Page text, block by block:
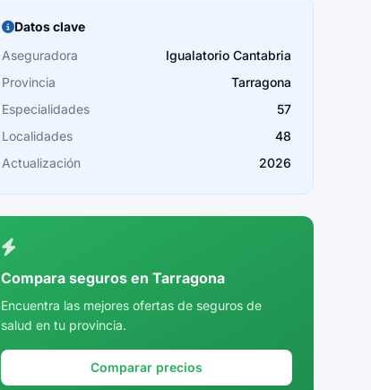
Burgos
Cáceres
Cádiz
Cantabria
Castellón
Córdoba
Cuenca
Girona
Datos clave
Aseguradora
Igualatorio Cantabria
Provincia
Tarragona
Especialidades
57
Localidades
48
Actualización
2026
Compara seguros en Tarragona
Encuentra las mejores ofertas de seguros de
salud en tu provincia.
Comparar precios